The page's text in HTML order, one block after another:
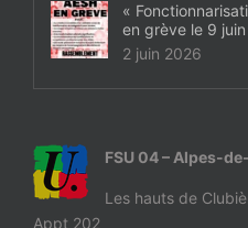
«
en grève le 9
2 juin 2026
FSU 04 – Alpes-
Les hauts de
Appt 202